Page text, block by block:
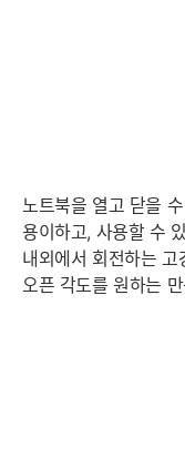
노트북을 열고 닫을
용이하고, 사용할 수
내외에서 회전하는 고
오픈 각도를 원하는